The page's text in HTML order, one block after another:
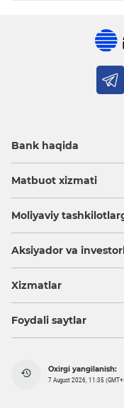
Bank haqida
Matbuot xizmati
Moliyaviy
Aksiyador va
Xizmatlar
Foydali saytlar
Oxirgi yangilanish:
7 August 2026, 11:35